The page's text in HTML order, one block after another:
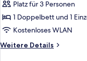
anzeigen
Platz für 3 Personen
1 Doppelbett und 1
Kostenloses WLAN
Weitere Details
Weitere